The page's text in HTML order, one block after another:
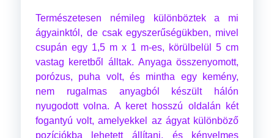
Természetesen némileg különböztek a mi
ágyainktól, de csak egyszerűségükben, mivel
csupán egy 1,5 m x 1 m-es, körülbelül 5 cm
vastag keretből álltak. Anyaga összenyomott,
porózus, puha volt, és mintha egy kemény,
nem rugalmas anyagból készült hálón
nyugodott volna. A keret hosszú oldalán két
fogantyú volt, amelyekkel az ágyat különböző
pozíciókba lehetett állítani, és kényelmes